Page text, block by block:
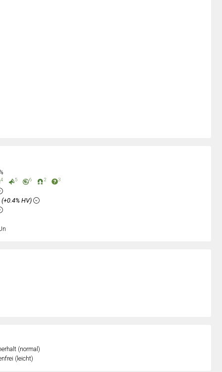
(normal)
(leicht)
4 5 6 2 3
(+0.4% HV)